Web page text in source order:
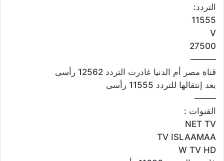
التردد:
11555
V
27500
———
قناة مصر أم الدنيا غادرت التردد 12562 رأسى
بعد إنتقالها للتردد 11555 رأسى
——–
القنوات :
NET TV
TV ISLAAMAA
W TV HD